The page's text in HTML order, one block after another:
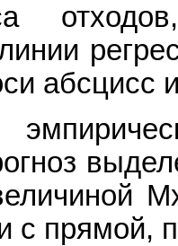
абсцисс
с прямой,